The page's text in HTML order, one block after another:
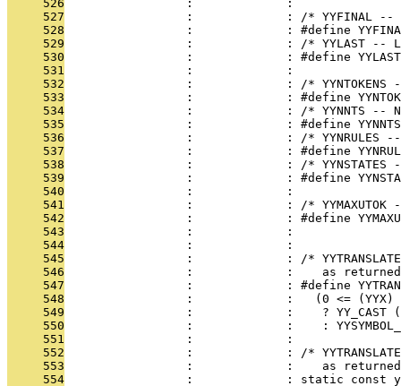
     526
                 :             :
     527
:             : /* YYFINAL
     528
:             : #define
     529
:             : /* YYLAST --
     530
:             : #define
     531
                 :             :
     532
:             : /* YYNTOKENS
     533
:             : #define
     534
:             : /* YYNNTS --
     535
:             : #define
     536
:             : /* YYNRULES
     537
:             : #define
     538
:             : /* YYNSTATES
     539
:             : #define
     540
                 :             :
     541
:             : /* YYMAXUTOK
     542
:             : #define
     543
                 :             :
     544
                 :             :
     545
:             : /*
     546
:             :    as
     547
:             : #define
     548
:             :   (0 <=
     549
:             :    ? YY_CAST
     550
:             :    :
     551
                 :             :
     552
:             : /*
     553
:             :    as
     554
:             : static const